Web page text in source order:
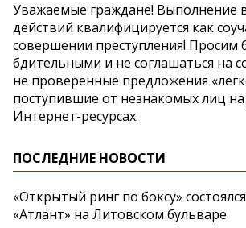
Уважаемые граждане! Выполнение
действий квалифицируется как
совершении преступления! Просим
бдительными и не соглашаться на
не проверенные предложения
поступившие от незнакомых лиц
Интернет-ресурсах.
ПОСЛЕДНИЕ НОВОСТИ
«Открытый ринг по боксу»
«Атлант» на Литовском бульваре